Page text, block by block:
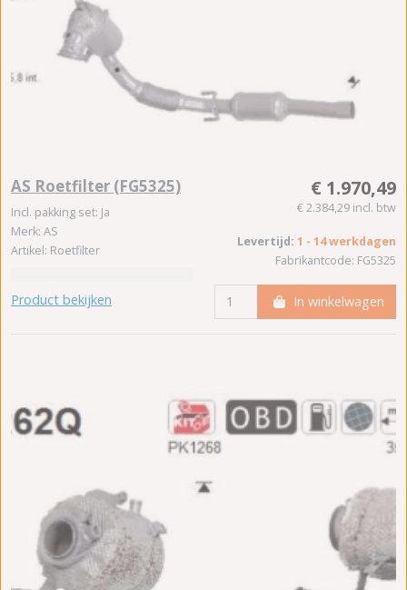
AS Roetfilter (FG5325)
Incl. pakking set: Ja
Merk: AS
Artikel: Roetfilter
Product bekijken
€ 1.970,49
€ 2.384,29 incl. btw
Levertijd: 1 - 14 werkdagen
Fabrikantcode: FG5325
In winkelwagen